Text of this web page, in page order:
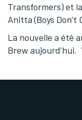
Transformers) et
Anitta (Boys Don’t
La nouvelle a été
Brew aujourd’hui.